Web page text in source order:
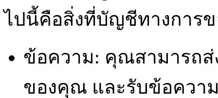
ไปนี้คือสิ่งที่บัญชีทางการข
ข้อความ: คุณสามารถ
ของคุณ และรับข้อควา